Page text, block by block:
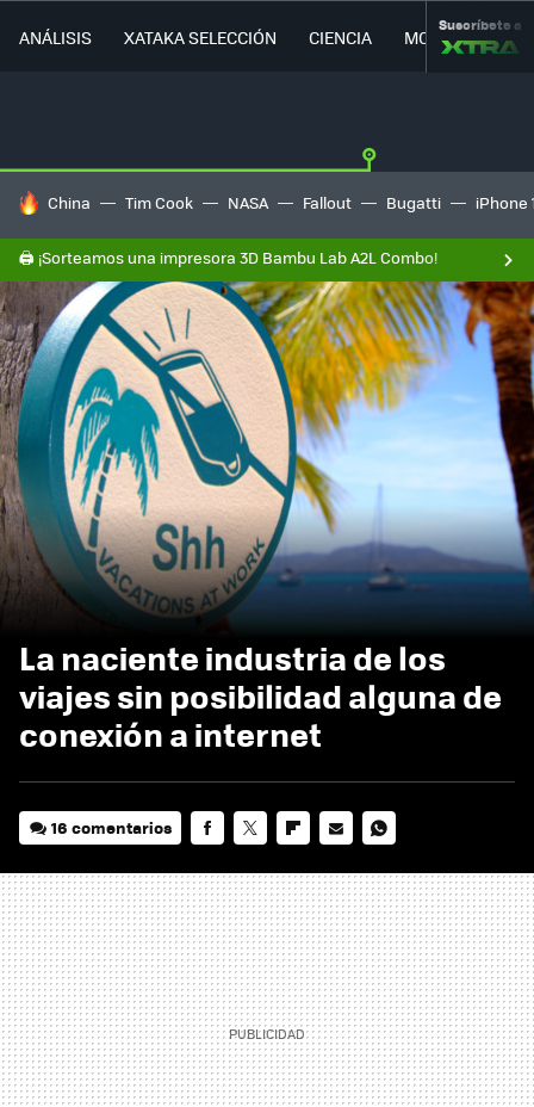
ANÁLISIS XATAKA SELECCIÓN CIENCIA MOVILIDAD
Suscríbete a
HOY SE HABLA DE
China Tim Cook NASA Fallout Bugatti iPhone
🖨️ ¡Sorteamos una impresora 3D Bambu Lab A2L Combo!
La naciente industria de los
viajes sin posibilidad alguna de
conexión a internet
16 comentarios
MAIL